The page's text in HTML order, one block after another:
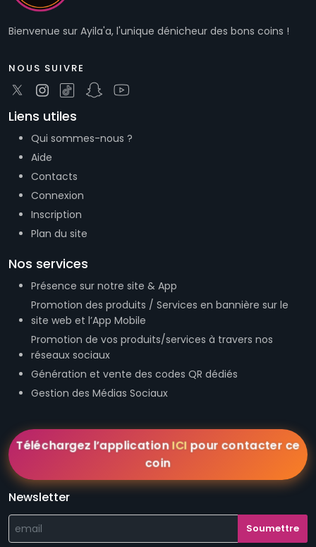
Bienvenue sur Ayila'a, l'unique dénicheur des bons coins !
NOUS SUIVRE
Liens utiles
Qui sommes-nous ?
Aide
Contacts
Connexion
Inscription
Plan du site
Nos services
Présence sur notre site & App
Promotion des produits / Services en bannière sur le
site web et l’App Mobile
Promotion de vos produits/services à travers nos
réseaux sociaux
Génération et vente des codes QR dédiés
Gestion des Médias Sociaux
Téléchargez l’applicationICIpour contacter ce
coin
Newsletter